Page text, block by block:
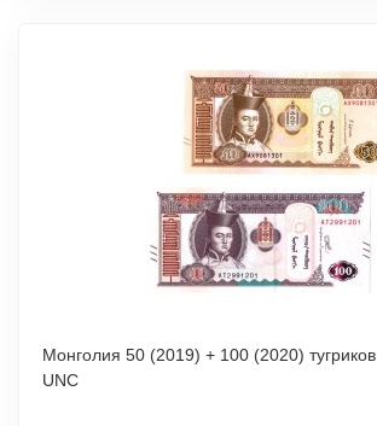
Монголия 50 (2019) + 100 (2020) тугриков Сухэ-Батор
UNC